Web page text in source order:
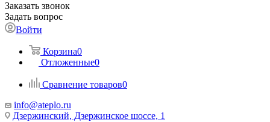
Заказать звонок
Задать вопрос
Войти
Корзина0
Отложенные0
Сравнение товаров0
info@ateplo.ru
Дзержинский, Дзержинское шоссе, 1